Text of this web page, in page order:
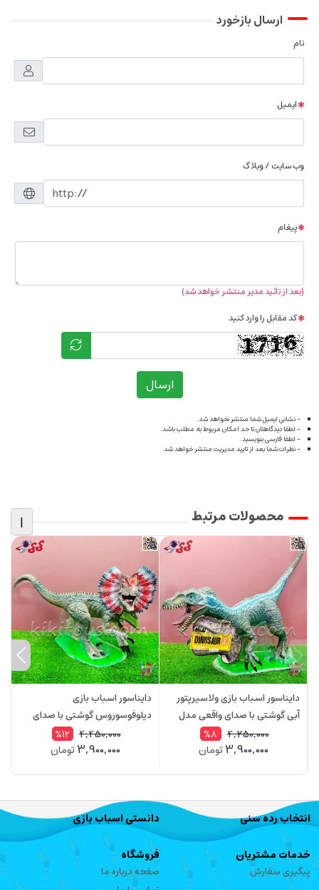
ارسال بازخورد
نام
ایمیل
وب سایت / وبلاگ
پیغام
(بعد از تائید مدیر منتشر خواهد شد)
کد مقابل را وارد کنید
ارسال
- نشانی ایمیل شما منتشر نخواهد شد.
- لطفا دیدگاهتان تا حد امکان مربوط به مطلب باشد.
- لطفا فارسی بنویسید.
- نظرات شما بعد از تایید مدیریت منتشر خواهد شد
محصولات مرتبط |
دایناسور اسباب بازی ولاسیرپتور
آبی گوشتی با صدای واقعی مدل
4,250,000
%8
3,900,000تومان
دایناسور اسباب بازی
دیلوفوسوروس گوشتی با صدای
واقعی مدل 005Q24,450,000
%12
3,900,000تومان
انتخاب رده سنی دانستی اسباب بازی
خدمات مشتریان
پیگیری سفارش
فروشگاه
صفحه درباره ما